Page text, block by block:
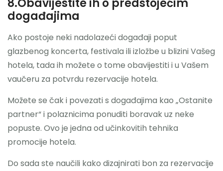
8.Obavijestite ih o predstojećim
događajima
Ako postoje neki nadolazeći događaji poput
glazbenog koncerta, festivala ili izložbe u blizini Vašeg
hotela, tada ih možete o tome obavijestiti i u Vašem
vaučeru za potvrdu rezervacije hotela.
Možete se čak i povezati s događajima kao „Ostanite
partner“ i polaznicima ponuditi boravak uz neke
popuste. Ovo je jedna od učinkovitih tehnika
promocije hotela.
Do sada ste naučili kako dizajnirati bon za rezervacije